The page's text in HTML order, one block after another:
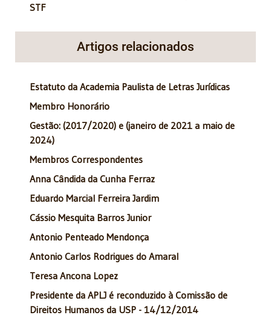
STF
Artigos relacionados
Estatuto da Academia Paulista de Letras Jurídicas
Membro Honorário
Gestão: (2017/2020) e (janeiro de 2021 a maio de
2024)
Membros Correspondentes
Anna Cândida da Cunha Ferraz
Eduardo Marcial Ferreira Jardim
Cássio Mesquita Barros Junior
Antonio Penteado Mendonça
Antonio Carlos Rodrigues do Amaral
Teresa Ancona Lopez
Presidente da APLJ é reconduzido à Comissão de
Direitos Humanos da USP - 14/12/2014